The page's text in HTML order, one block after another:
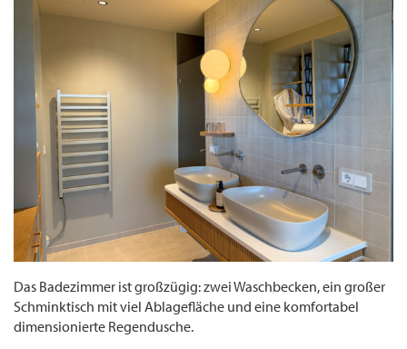
Das Badezimmer ist großzügig: zwei Waschbecken, ein großer
Schminktisch mit viel Ablagefläche und eine komfortabel
dimensionierte Regendusche.